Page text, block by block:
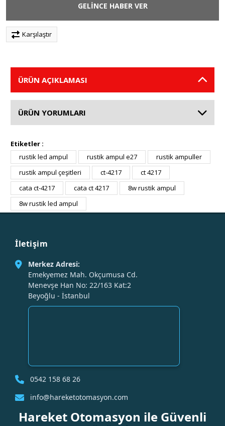
GELİNCE HABER VER
Karşılaştır
ÜRÜN AÇIKLAMASI
ÜRÜN YORUMLARI
Etiketler :
rustik led ampul
rustik ampul e27
rustik ampuller
rustik ampul çeşitleri
ct-4217
ct 4217
cata ct-4217
cata ct 4217
8w rustik ampul
8w rustik led ampul
İletişim
Merkez Adresi:
Emekyemez Mah. Okçumusa Cd.
Menevşe Han No: 22/163 Kat:2
Beyoğlu - İstanbul
0542 158 68 26
info@hareketotomasyon.com
Hareket Otomasyon ile Güvenli